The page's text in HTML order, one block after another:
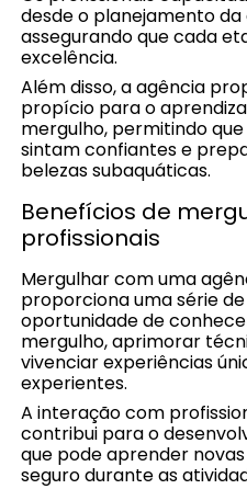
desde o planejamento
assegurando que cada
excelência.
Além disso, a agência
propício para o
mergulho, permitindo
sintam confiantes e
belezas subaquáticas.
Benefícios de
profissionais
Mergulhar com uma
proporciona uma série
oportunidade de
mergulho, aprimorar
vivenciar experiências
experientes.
A interação com
contribui para o
que pode aprender
seguro durante as